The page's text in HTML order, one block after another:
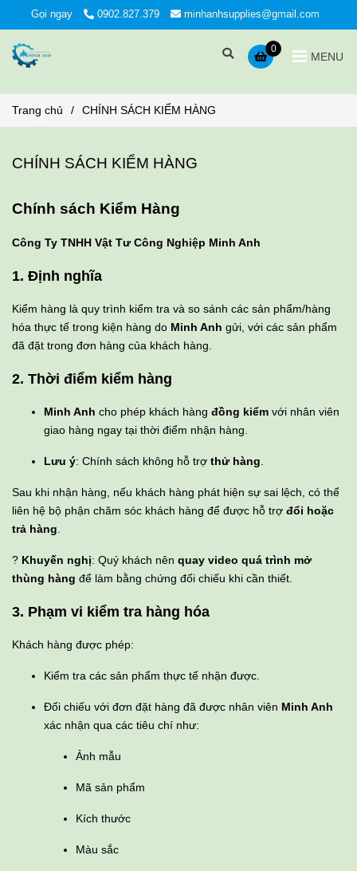
Gọi ngay 0902.827.379 minhanhsupplies@gmail.com
0
MENU
Trang chủ / CHÍNH SÁCH KIỂM HÀNG
CHÍNH SÁCH KIỂM HÀNG
Chính sách Kiểm Hàng
Công Ty TNHH Vật Tư Công Nghiệp Minh Anh
1. Định nghĩa
Kiểm hàng là quy trình kiểm tra và so sánh các sản phẩm/hàng
hóa thực tế trong kiện hàng do Minh Anh gửi, với các sản phẩm
đã đặt trong đơn hàng của khách hàng.
2. Thời điểm kiểm hàng
Minh Anh cho phép khách hàng đồng kiểm với nhân viên
giao hàng ngay tại thời điểm nhận hàng.
Lưu ý: Chính sách không hỗ trợ thử hàng
Sau khi nhận hàng, nếu khách hàng phát hiện sự sai lệch, có thể
liên hệ bộ phận chăm sóc khách hàng để được hỗ trợ đổi hoặc
trả hàng
? Khuyến nghị: Quý khách nên quay video quá trình mở
thùng hàng để làm bằng chứng đối chiếu khi cần thiết.
3. Phạm vi kiểm tra hàng hóa
Khách hàng được phép:
Kiểm tra các sản phẩm thực tế nhận được.
Đối chiếu với đơn đặt hàng đã được nhân viên Minh Anh
xác nhận qua các tiêu chí như:
Ảnh mẫu
Mã sản phẩm
Kích thước
Màu sắc